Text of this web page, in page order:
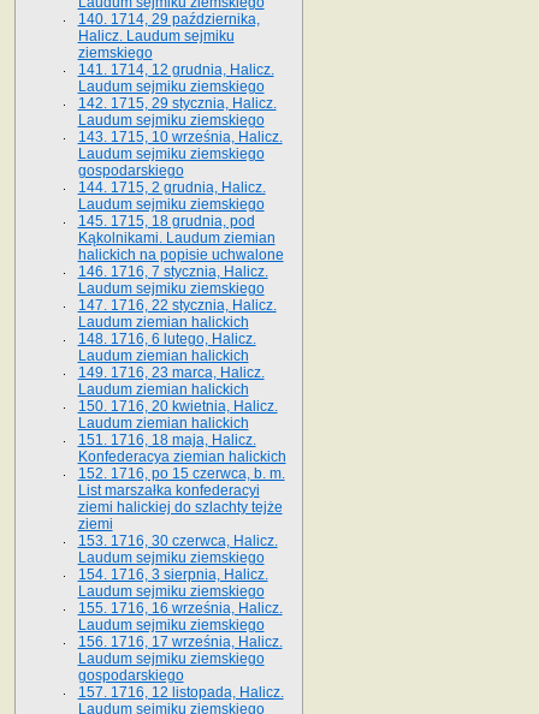
140. 1714, 29 października,
Halicz. Laudum sejmiku
ziemskiego
141. 1714, 12 grudnia, Halicz.
Laudum sejmiku ziemskiego
142. 1715, 29 stycznia, Halicz.
Laudum sejmiku ziemskiego
143. 1715, 10 września, Halicz.
Laudum sejmiku ziemskiego
gospodarskiego
144. 1715, 2 grudnia, Halicz.
Laudum sejmiku ziemskiego
145. 1715, 18 grudnia, pod
Kąkolnikami. Laudum ziemian
halickich na popisie uchwalone
146. 1716, 7 stycznia, Halicz.
Laudum sejmiku ziemskiego
147. 1716, 22 stycznia, Halicz.
Laudum ziemian halickich
148. 1716, 6 lutego, Halicz.
Laudum ziemian halickich
149. 1716, 23 marca, Halicz.
Laudum ziemian halickich
150. 1716, 20 kwietnia, Halicz.
Laudum ziemian halickich
151. 1716, 18 maja, Halicz.
Konfederacya ziemian halickich
152. 1716, po 15 czerwca, b. m.
List marszałka konfederacyi
ziemi halickiej do szlachty tejże
ziemi
153. 1716, 30 czerwca, Halicz.
Laudum sejmiku ziemskiego
154. 1716, 3 sierpnia, Halicz.
Laudum sejmiku ziemskiego
155. 1716, 16 września, Halicz.
Laudum sejmiku ziemskiego
156. 1716, 17 września, Halicz.
Laudum sejmiku ziemskiego
gospodarskiego
157. 1716, 12 listopada, Halicz.
Laudum sejmiku ziemskiego